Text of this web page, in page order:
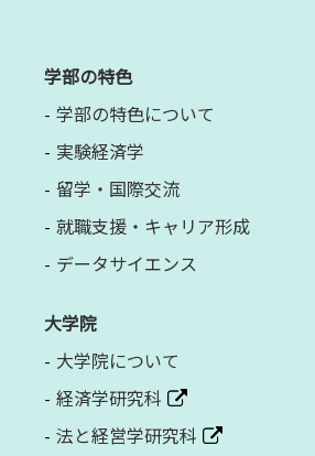
学部の特色
学部の特色について
実験経済学
留学・国際交流
就職支援・キャリア形成
データサイエンス
大学院
大学院について
経済学研究科
法と経営学研究科